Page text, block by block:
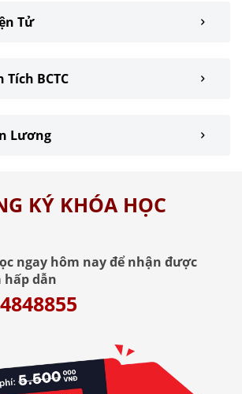
Tử
Tích BCTC
Lương
KÝ KHÓA HỌC
ngay hôm nay để nhận được
hấp dẫn